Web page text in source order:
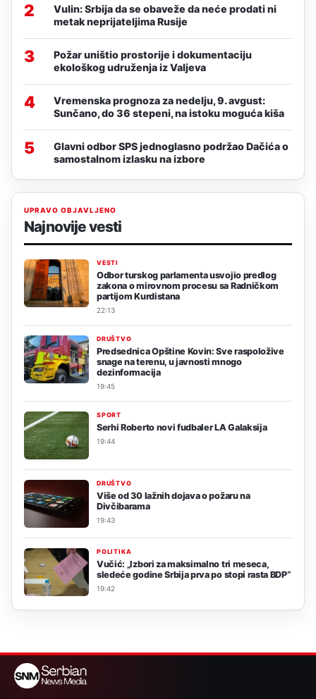
2
Vulin: Srbija da se obaveže da neće prodati ni
metak neprijateljima Rusije
3
Požar uništio prostorije i dokumentaciju
ekološkog udruženja iz Valjeva
4
Vremenska prognoza za nedelju, 9. avgust:
Sunčano, do 36 stepeni, na istoku moguća kiša
5
Glavni odbor SPS jednoglasno podržao Dačića o
samostalnom izlasku na izbore
UPRAVO OBJAVLJENO
Najnovije vesti
VESTI
Odbor turskog parlamenta usvojio predlog
zakona o mirovnom procesu sa Radničkom
partijom Kurdistana
22:13
DRUŠTVO
Predsednica Opštine Kovin: Sve raspoložive
snage na terenu, u javnosti mnogo
dezinformacija
19:45
SPORT
Serhi Roberto novi fudbaler LA Galaksija
19:44
DRUŠTVO
Više od 30 lažnih dojava o požaru na
Divčibarama
19:43
POLITIKA
Vučić: „Izbori za maksimalno tri meseca,
sledeće godine Srbija prva po stopi rasta BDP“
19:42